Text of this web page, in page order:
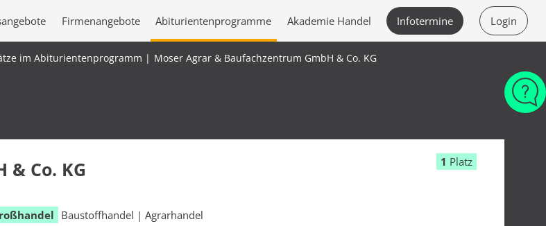
Firmenangebote Abiturientenprogramme Akademie Handel Infotermine Login
im Abiturientenprogramm Moser Agrar & Baufachzentrum GmbH & Co. KG
Co. KG
Baustoffhandel | Agrarhandel
1 Platz